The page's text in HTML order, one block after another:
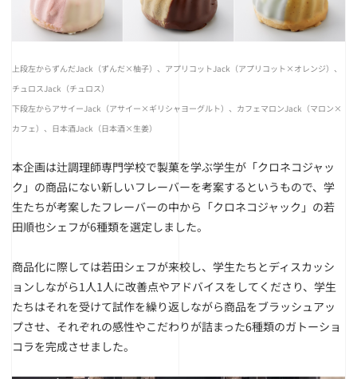
上段左からずんだJack（ずんだ×柚子）、アプリコットJack（アプリコット×オレンジ）、
チュロスJack（チュロス）
下段左からアサイーJack（アサイー×ギリシャヨーグルト）、カフェマロンJack（マロン×
カフェ）、 日本酒Jack（日本酒×生姜）
本企画は辻調理師専門学校で製菓を学ぶ学生が「クロネコジャッ
ク」の商品にない新しいフレーバーを考案するというもので、学
生たちが考案したフレーバーの中から「クロネコジャック」の若
田順也シェフが6種類を選定しました。
商品化に際しては若田シェフが来校し、学生たちとディスカッシ
ョンしながら1人1人に改善点やアドバイスをしてくださり、学生
たちはそれを受けて試作を繰り返しながら商品をブラッシュアッ
プさせ、それぞれの感性やこだわりが詰まった6種類のガトーショ
コラを完成させました。